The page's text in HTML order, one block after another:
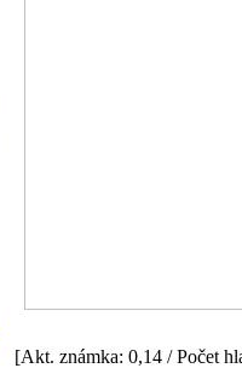
[Akt. známka: 0,14 / Počet